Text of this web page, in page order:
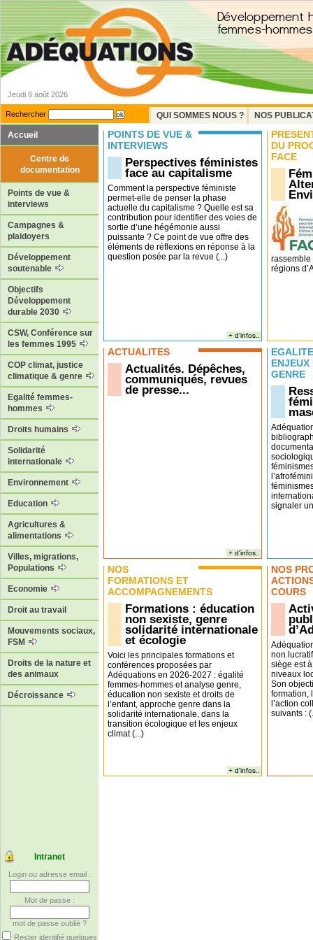
Jeudi 6 août 2026
Rechercher QUI SOMMES NOUS ?
NOS
Accueil
Centre de
documentation
Points de vue &
interviews
Campagnes &
plaidoyers
Développement
soutenable
Objectifs
Développement
durable 2030
CSW, Conférence sur
les femmes 1995
COP climat, justice
climatique & genre
Egalité femmes-
hommes
Droits humains
Solidarité
internationale
Environnement
Education
Agricultures &
alimentations
Villes, migrations,
Populations
Economie
Droit au travail
Mouvements sociaux,
FSM
Droits de la nature et
des animaux
Décroissance
Intranet
Login ou adresse email :
Mot de passe :
mot de passe oublié ?
Rester identifié quelques
POINTS DE VUE &
INTERVIEWS
Perspectives féministes
face au capitalisme
Comment la perspective féministe
permet-elle de penser la phase
actuelle du capitalisme ? Quelle est sa
contribution pour identifier des voies de
sortie d’une hégémonie aussi
puissante ? Ce point de vue offre des
éléments de réflexions en réponse à la
question posée par la revue (...)
+ d'infos..
DU
FACE
rassemble
régions
ACTUALITÉS
Actualités. Dépêches,
communiqués, revues
de presse...
+ d'infos..
ENJEUX
GENRE
signaler
NOS
FORMATIONS ET
ACCOMPAGNEMENTS
Formations : éducation
non sexiste, genre
solidarité internationale
et écologie
Voici les principales formations et
conférences proposées par
Adéquations en 2026-2027 : égalité
femmes-hommes et analyse genre,
éducation non sexiste et droits de
l’enfant, approche genre dans la
solidarité internationale, dans la
transition écologique et les enjeux
climat (...)
+ d'infos..
NOS
COURS
non
siège est
niveaux
Son
formation,
l’action
suivants :